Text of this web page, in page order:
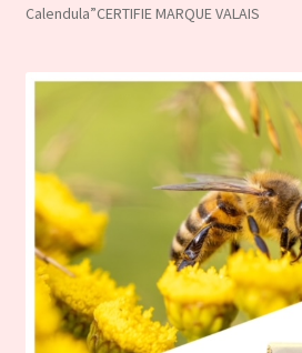
Calendula”CERTIFIE MARQUE VALAIS